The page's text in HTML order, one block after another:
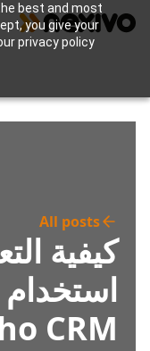
best and most
you give your
privacy policy.
All posts
كيفية
استخدام
CRM